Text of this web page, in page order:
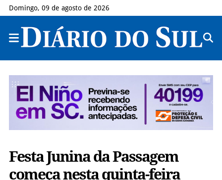
Domingo, 09 de agosto de 2026
Festa Junina da Passagem
começa nesta quinta-feira